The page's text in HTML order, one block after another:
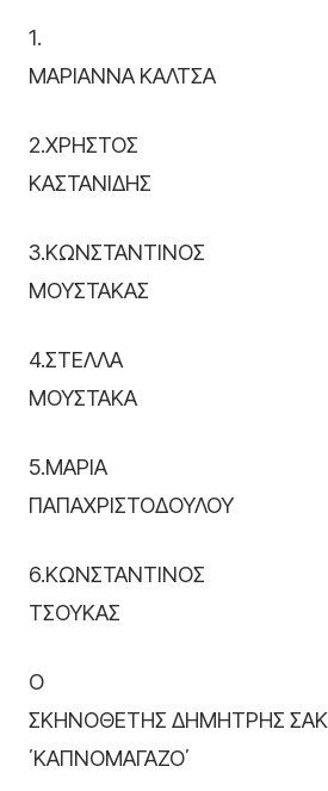
1.
ΜΑΡΙΑΝΝΑ ΚΑΛΤΣΑ
2.ΧΡΗΣΤΟΣ
ΚΑΣΤΑΝΙΔΗΣ
3.ΚΩΝΣΤΑΝΤΙΝΟΣ
ΜΟΥΣΤΑΚΑΣ
4.ΣΤΕΛΛΑ
ΜΟΥΣΤΑΚΑ
5.ΜΑΡΙΑ
ΠΑΠΑΧΡΙΣΤΟΔΟΥΛΟΥ
6.ΚΩΝΣΤΑΝΤΙΝΟΣ
ΤΣΟΥΚΑΣ
Ο
ΣΚΗΝΟΘΕΤΗΣ ΔΗΜΗΤΡΗΣ
΄ΚΑΠΝΟΜΑΓΑΖΟ΄